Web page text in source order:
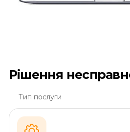
Рішення
Тип послуги